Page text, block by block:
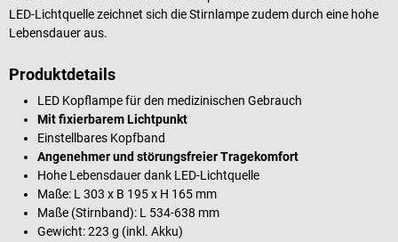
LED-Lichtquelle zeichnet sich die Stirnlampe zudem durch eine hohe
Lebensdauer aus.
Produktdetails
LED Kopflampe für den medizinischen Gebrauch
Mit fixierbarem Lichtpunkt
Einstellbares Kopfband
Angenehmer und störungsfreier Tragekomfort
Hohe Lebensdauer dank LED-Lichtquelle
Maße: L 303 x B 195 x H 165 mm
Maße (Stirnband): L 534-638 mm
Gewicht: 223 g (inkl. Akku)